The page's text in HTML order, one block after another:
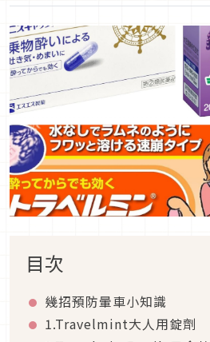
目次
幾招預防暈車小知識
1.Travelmint大 人用錠劑